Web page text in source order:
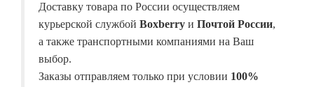
Доставку товара по России осуществляем
курьерской службой Boxberry и Почтой России,
а также транспортными компаниями на Ваш
выбор.
Заказы отправляем только при условии 100%